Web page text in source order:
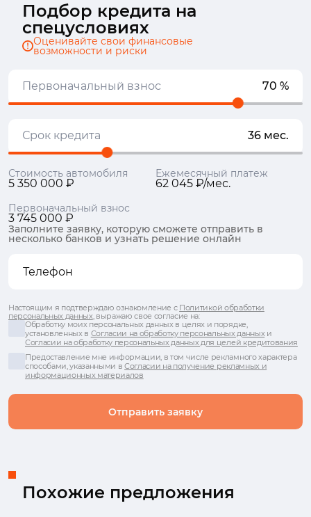
Подбор кредита на
спецусловиях
Оценивайте свои финансовые
возможности и риски
Первоначальный взнос 70 %
Срок кредита 36 мес.
Стоимость автомобиля
5 350 000 ₽
Ежемесячный платеж
62 045 ₽/мес.
Первоначальный взнос
3 745 000 ₽
Заполните заявку, которую сможете отправить в
несколько банков и узнать решение онлайн
Отправить заявку
Настоящим я подтверждаю ознакомление с Политикой обработки
персональных данных, выражаю свое согласие на:
Обработку моих персональных данных в целях и порядке,
установленных в Согласии на обработку персональных данныхи
Согласии на обработку персональных данных для целей кредитования
Предоставление мне информации, в том числе рекламного характера
способами, указанными вСогласии на получение рекламных и
информационных материалов
Похожие предложения